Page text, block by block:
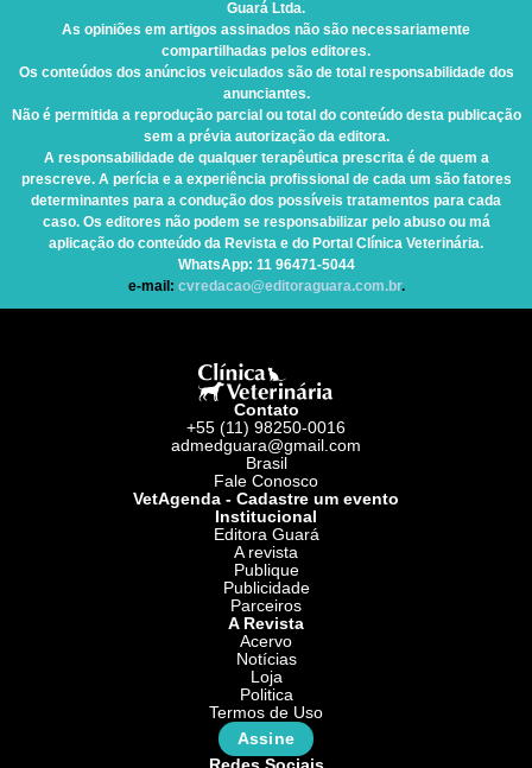
Guará Ltda.
As opiniões em artigos assinados não são necessariamente
compartilhadas pelos editores.
Os conteúdos dos anúncios veiculados são de total responsabilidade dos
anunciantes.
Não é permitida a reprodução parcial ou total do conteúdo desta publicação
sem a prévia autorização da editora.
A responsabilidade de qualquer terapêutica prescrita é de quem a
prescreve. A perícia e a experiência profissional de cada um são fatores
determinantes para a condução dos possíveis tratamentos para cada
caso. Os editores não podem se responsabilizar pelo abuso ou má
aplicação do conteúdo da Revista e do Portal Clínica Veterinária.
WhatsApp: 11 96471-5044
e-mail: cvredacao@editoraguara.com.br.
Contato
+55 (11) 98250-0016
admedguara@gmail.com
Brasil
Fale Conosco
VetAgenda - Cadastre um evento
Institucional
Editora Guará
A revista
Publique
Publicidade
Parceiros
A Revista
Acervo
Notícias
Loja
Politica
Termos de Uso
Assine